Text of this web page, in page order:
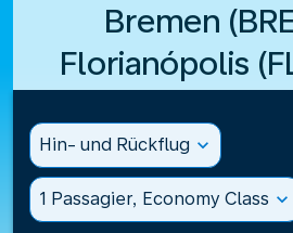
Bremen
Florianópolis
Hin- und Rückflug expand_more
1 Passagier, Economy Class expand_more